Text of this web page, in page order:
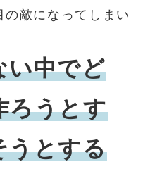
の敵になってしまい
い中でど
ろうとす
うとする